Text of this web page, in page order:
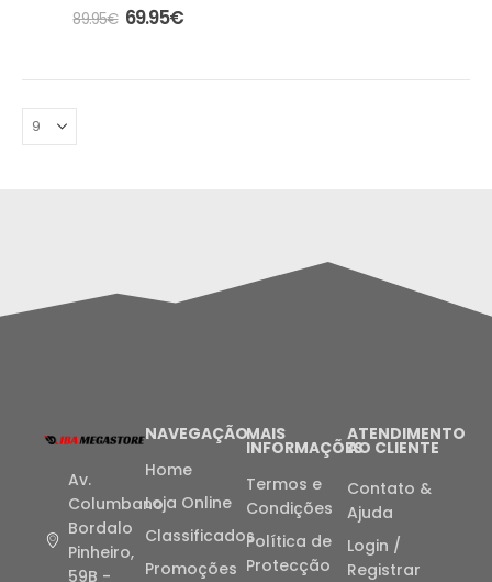
out of 5
89.95€ 69.95€
Av.
Columbano
Bordalo
Pinheiro,
59B -
NAVEGAÇÃO
Home
Loja Online
Classificados
Promoções
MAIS
INFORMAÇÕES
Termos e
Condições
Política de
Protecção
ATENDIMENTO
AO CLIENTE
Contato &
Ajuda
Login /
Registrar